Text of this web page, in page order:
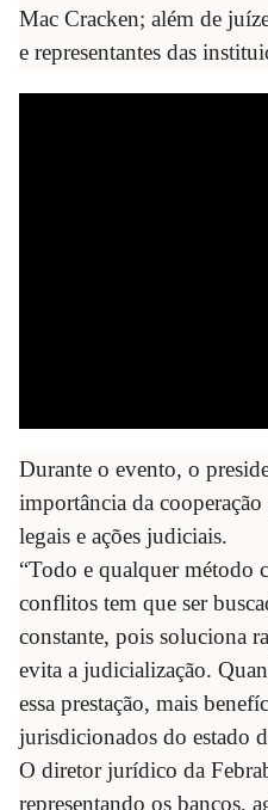
Mac Cracken; além de
e representantes das
Durante o evento, o
importância da
legais e ações judiciais.
“Todo e qualquer método
conflitos tem que ser
constante, pois soluciona
evita a judicialização.
essa prestação, mais
jurisdicionados do estado
O diretor jurídico da
representando os bancos,